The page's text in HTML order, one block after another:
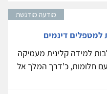
מודעה מודגשת
למטפלים דינמים
למידה קלינית מעמיקה
חלומות, כ'דרך המלך אל